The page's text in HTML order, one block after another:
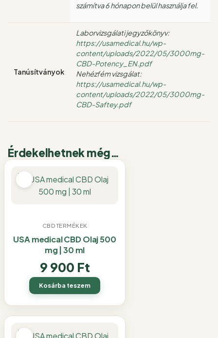
számítva 6 hónapon belül használja fel.
Tanúsítványok
Laborvizsgálati jegyzőkönyv:
https://usamedical.hu/wp-
content/uploads/2022/05/3000mg-
CBD-Potency_EN.pdf
Nehézfém vizsgálat:
https://usamedical.hu/wp-
content/uploads/2022/05/3000mg-
CBD-Saftey.pdf
Érdekelhetnek még…
CBD TERMÉKEK
USA medical CBD Olaj 500
mg | 30 ml
9 900 Ft
Kosárba teszem